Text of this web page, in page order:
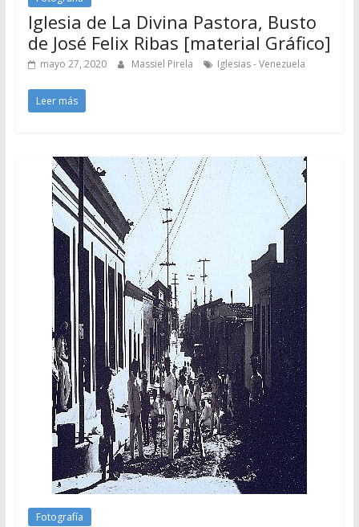
Iglesia de La Divina Pastora, Busto
de José Felix Ribas [material Gráfico]
mayo 27, 2020 Massiel Pirela Iglesias - Venezuela
Leer más
Fotografía